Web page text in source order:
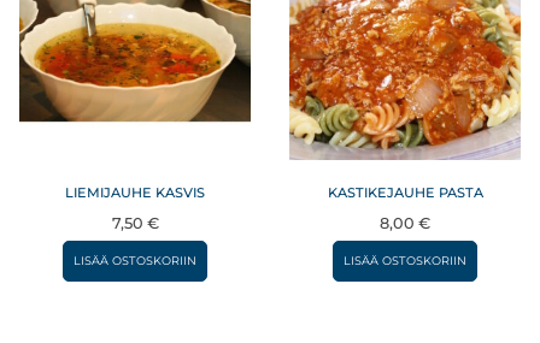
LIEMIJAUHE KASVIS
7,50 €
LISÄÄ OSTOSKORIIN
KASTIKEJAUHE PASTA
8,00 €
LISÄÄ OSTOSKORIIN